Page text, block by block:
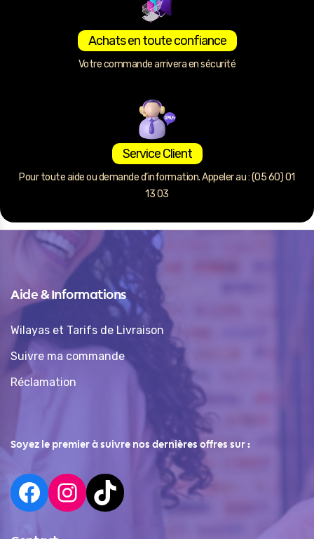
Achats en toute confiance
Votre commande arrivera en sécurité
Service Client
Pour toute aide ou demande d’information. Appeler au : (05 60) 01
13 03
Aide & Informations
Wilayas et Tarifs de Livraison
Suivre ma commande
Réclamation
Soyez le premier à suivre nos dernières offres sur :